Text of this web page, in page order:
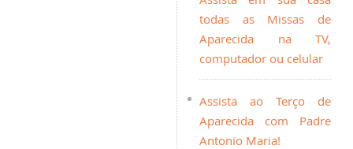
todas as Missas de
Aparecida na TV,
computador ou celular
Assista ao Terço de
Aparecida com Padre
Antonio Maria!